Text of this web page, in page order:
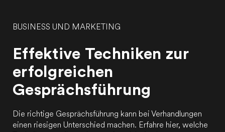
BUSINESS UND MARKETING
Effektive Techniken zur
erfolgreichen
Gesprächsführung
Die richtige Gesprächsführung kann bei Verhandlungen
einen riesigen Unterschied machen. Erfahre hier, welche